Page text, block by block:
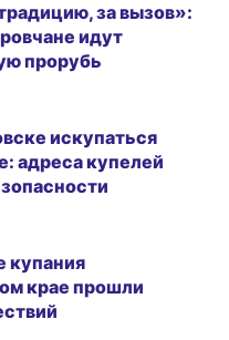
за вызов»:
идут
прорубь
искупаться
адреса купелей
купания
крае прошли